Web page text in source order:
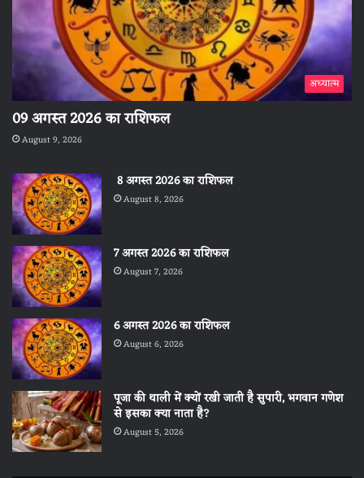
अध्यात्म
09 अगस्त 2026 का राशिफल
August 9, 2026
8 अगस्त 2026 का राशिफल
August 8, 2026
7 अगस्त 2026 का राशिफल
August 7, 2026
6 अगस्त 2026 का राशिफल
August 6, 2026
पूजा की थाली में क्यों रखी जाती है सुपारी, भगवान गणेश
से इसका क्या नाता है?
August 5, 2026